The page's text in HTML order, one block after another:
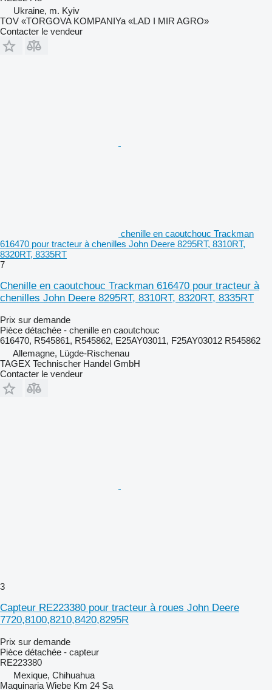
Ukraine, m. Kyiv
TOV «TORGOVA KOMPANIYa «LAD I MIR AGRO»
Contacter le vendeur
chenille en caoutchouc Trackman
616470 pour tracteur à chenilles John Deere 8295RT, 8310RT,
8320RT, 8335RT
7
Chenille en caoutchouc Trackman 616470 pour tracteur à
chenilles John Deere 8295RT, 8310RT, 8320RT, 8335RT
Prix sur demande
Pièce détachée - chenille en caoutchouc
616470, R545861, R545862, E25AY03011, F25AY03012 R545862
Allemagne, Lügde-Rischenau
TAGEX Technischer Handel GmbH
Contacter le vendeur
3
Capteur RE223380 pour tracteur à roues John Deere
7720,8100,8210,8420,8295R
Prix sur demande
Pièce détachée - capteur
RE223380
Mexique, Chihuahua
Maquinaria Wiebe Km 24 Sa